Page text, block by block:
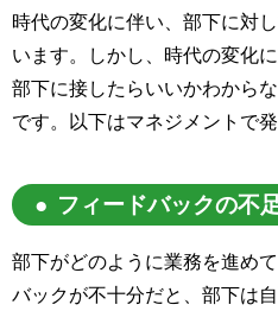
時代の変化に伴い、部下に対
います。しかし、時代の変化
部下に接したらいいかわから
です。以下はマネジメントで
フィードバックの不
部下がどのように業務を進め
バックが不十分だと、部下は